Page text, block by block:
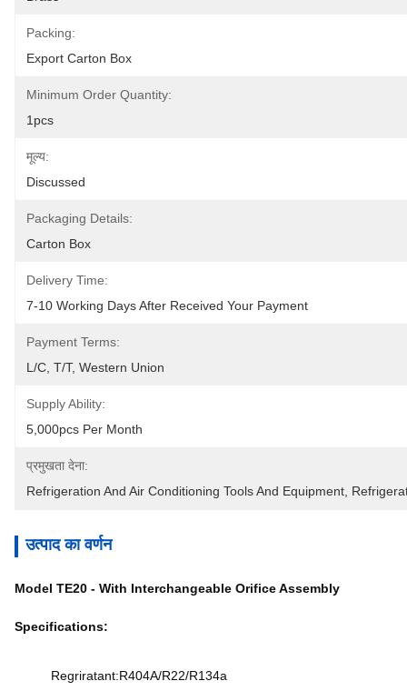
Packing:
Export Carton Box
Minimum Order Quantity:
1pcs
मूल्य:
Discussed
Packaging Details:
Carton Box
Delivery Time:
7-10 Working Days After Received Your Payment
Payment Terms:
L/C, T/T, Western Union
Supply Ability:
5,000pcs Per Month
प्रमुखता देना:
Refrigeration And Air Conditioning Tools And Equipment
उत्पाद का वर्णन
Model TE20 - With Interchangeable Orifice Assembly
Specifications:
Regriratant:R404A/R22/R134a